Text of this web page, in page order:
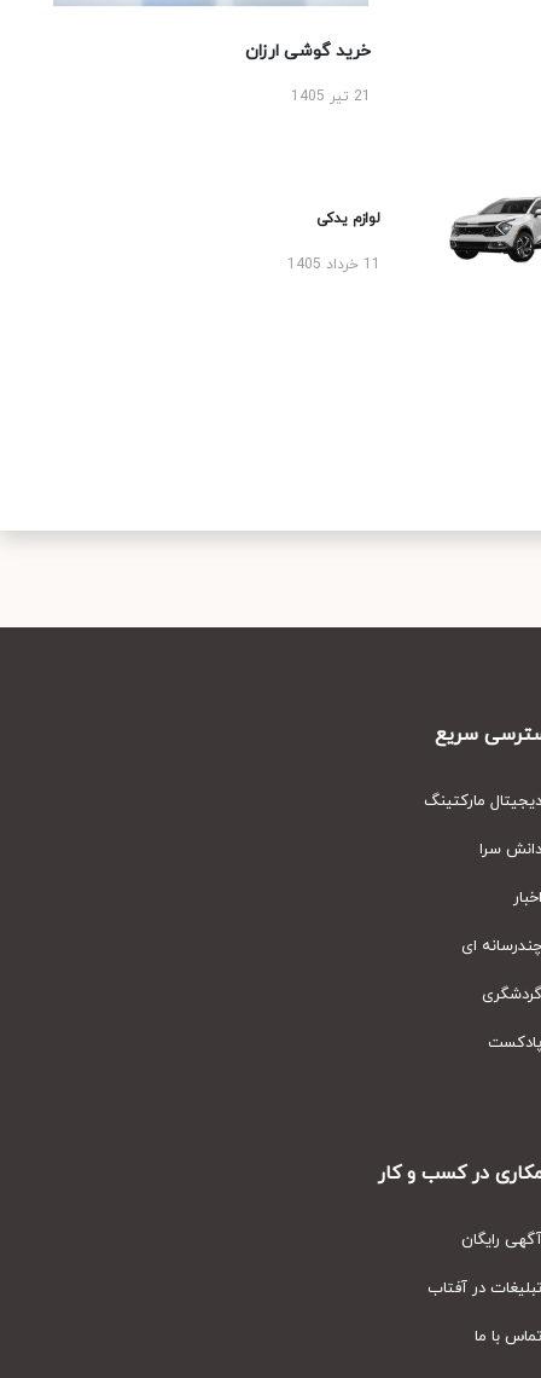
خرید گوشی ارزان
لوازم یدکی
سریع
مارکتینگ
سرا
ای
در کسب و کار
رایگان
در آفتاب
با ما